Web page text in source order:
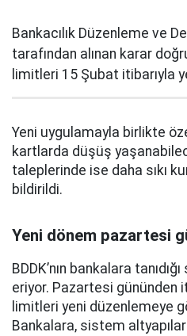
Bankacılık Düzenleme ve
tarafından alınan karar
limitleri 15 Şubat itibarıyla
Yeni uygulamayla birlikte
kartlarda düşüş
taleplerinde ise daha sıkı
bildirildi.
Yeni dönem pazartesi
BDDK’nın bankalara
eriyor. Pazartesi gününden
limitleri yeni düzenlemeye
Bankalara, sistem